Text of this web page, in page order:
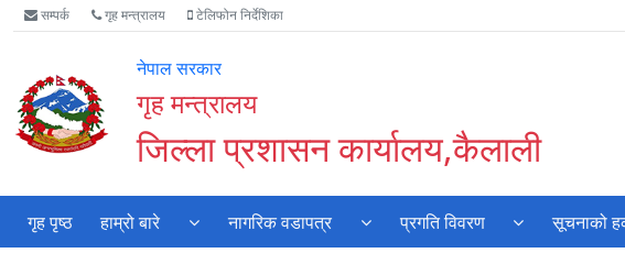
Accessibility
Mode
गर्नुहोस्
मुख्य
सामाग्री
मुख्य
नेभिगेसन
वेबसाइट
खोजमा
सम्पर्क गृह मन्त्रालय टेलिफोन निर्देशिका
नेपाल सरकार
गृह मन्त्रालय
जिल्ला प्रशासन कार्यालय,कैलाली
गृह पृष्ठ हाम्रो बारे नागरिक वडापत्र प्रगति विवरण सूचनाको